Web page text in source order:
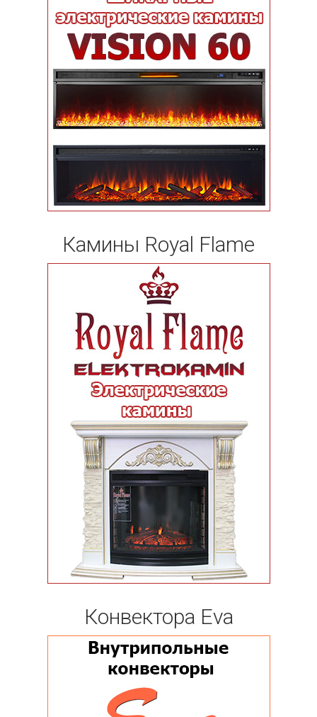
Камины Royal Flame
Конвектора Eva